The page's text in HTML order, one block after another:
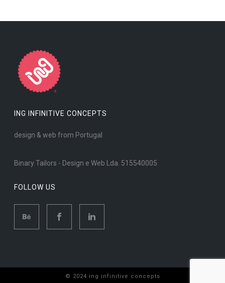
ING INFINITIVE CONCEPTS
design & web from Portugal
Binary Tailors - Design e Web Lda. 515540005
FOLLOW US
© 2024 ing infinitive concepts